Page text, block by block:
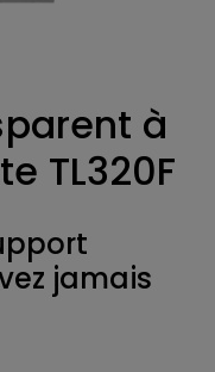
à
TL320F
jamais